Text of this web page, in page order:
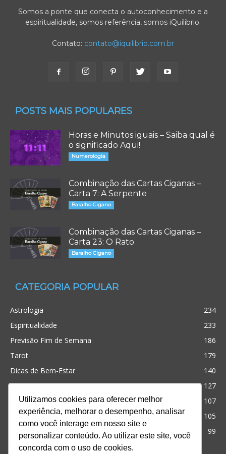
Utilizamos cookies para oferecer melhor
experiência, melhorar o desempenho, analisar
como você interage em nosso site e
personalizar conteúdo. Ao utilizar este site, você
concorda com o uso de cookies.
Somos a ponte que conecta o autoconhecimento e a
espiritualidade, somos referência, somos iQuilibrio.
Contato: contato@iquilibrio.com.br
POSTS MAIS POPULARES
Horas e Minutos iguais – Saiba qual é
o significado Aqui!
Numerologia
Combinação das Cartas Ciganas –
Carta 7: A Serpente
Baralho Cigano
Combinação das Cartas Ciganas –
Carta 23: O Rato
Baralho Cigano
CATEGORIA POPULAR
Astrologia
234
Espiritualidade
233
Previsão Fim de Semana
186
Tarot
179
Dicas de Bem-Estar
140
Cristianismo
127
Simpatias
107
Significado dos sonhos
105
99